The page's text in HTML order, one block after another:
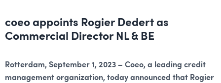
coeo appoints Rogier Dedert as
Commercial Director NL & BE
Rotterdam, September 1, 2023 – Coeo, a leading credit
management organization, today announced that Rogier